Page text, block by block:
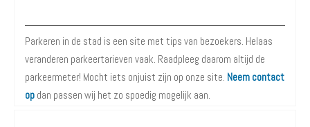
Parkeren in de stad is een site met tips van bezoekers. Helaas
veranderen parkeertarieven vaak. Raadpleeg daarom altijd de
parkeermeter! Mocht iets onjuist zijn op onze site. Neem contact
op dan passen wij het zo spoedig mogelijk aan.